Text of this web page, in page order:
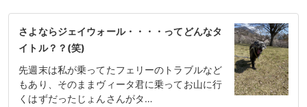
さよならジェイウォール・・・・ってどんなタ
イトル？？(笑)
先週末は私が乗ってたフェリーのトラブルなど
もあり、そのままヴィータ君に乗ってお山に行
くはずだったじょんさんがタ…